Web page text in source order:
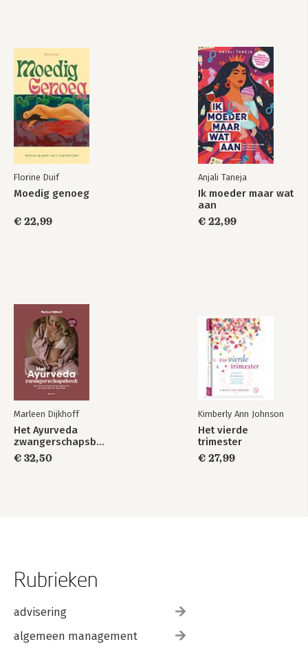
Florine Duif
Moedig genoeg
€ 22,99
Anjali Taneja
Ik moeder maar wat
aan
€ 22,99
Marleen Dijkhoff
Het Ayurveda
zwangerschapsboek
€ 32,50
Kimberly Ann Johnson
Het vierde
trimester
€ 27,99
Rubrieken
advisering
algemeen management